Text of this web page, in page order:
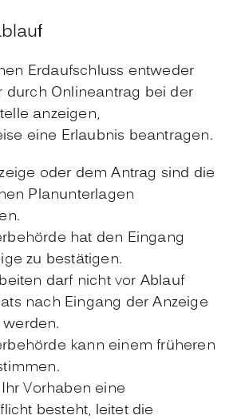
Erdaufschluss entweder
durch Onlineantrag bei der
anzeigen,
eine Erlaubnis beantragen.
oder dem Antrag sind die
Planunterlagen
hat den Eingang
zu bestätigen.
darf nicht vor Ablauf
nach Eingang der Anzeige
kann einem früheren
Vorhaben eine
besteht, leitet die